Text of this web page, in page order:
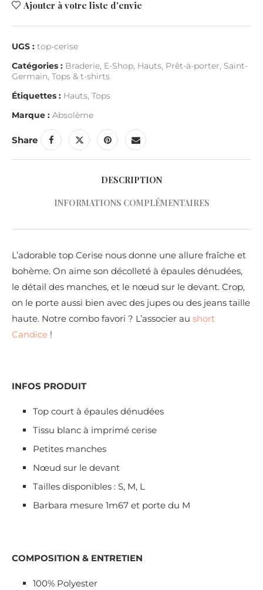
Ajouter à votre liste d'envie
UGS : top-cerise
Catégories : Braderie, E-Shop, Hauts, Prêt-à-porter, Saint-
Germain, Tops & t-shirts
Étiquettes : Hauts, Tops
Marque : Absolème
Share
DESCRIPTION
INFORMATIONS COMPLÉMENTAIRES
L’adorable top Cerise nous donne une allure fraîche et
bohème. On aime son décolleté à épaules dénudées,
le détail des manches, et le nœud sur le devant. Crop,
on le porte aussi bien avec des jupes ou des jeans taille
haute. Notre combo favori ? L’associer au short
Candice !
INFOS PRODUIT
Top court à épaules dénudées
Tissu blanc à imprimé cerise
Petites manches
Nœud sur le devant
Tailles disponibles : S, M, L
Barbara mesure 1m67 et porte du M
COMPOSITION & ENTRETIEN
100% Polyester